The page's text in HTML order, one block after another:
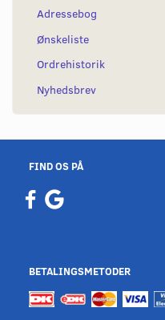
Adressebog
Ønskeliste
Ordrehistorik
Nyhedsbrev
FIND OS PÅ
BETALINGSMETODER